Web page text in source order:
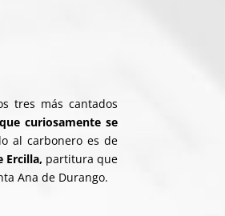
tres más cantados
curiosamente se
al carbonero es de
Ercilla, partitura que
Ana de Durango.